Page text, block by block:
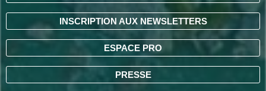
INSCRIPTION AUX NEWSLETTERS
ESPACE PRO
PRESSE